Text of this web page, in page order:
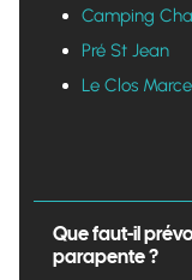
Camping
Pré St Jean
Le Clos
Que faut-il
parapente ?